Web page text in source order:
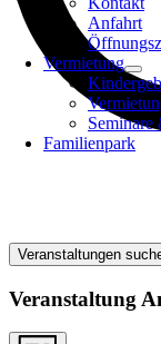
Anfahrt
Vermietung
Seminare
Familienpark
Veranstaltungen
Veranstaltung